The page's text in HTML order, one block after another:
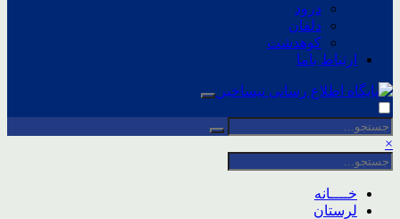
درود
دلفان
کوهدشت
ارتباط باما
×
خــــانه
لرستان